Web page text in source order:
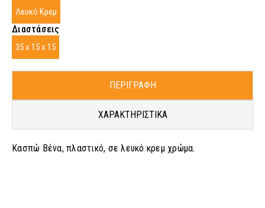
Λευκό Κρεμ
Διαστάσεις
35 x 15 x 15
ΠΕΡΙΓΡΑΦΗ
ΧΑΡΑΚΤΗΡΙΣΤΙΚΑ
Κασπώ Βένα, πλαστικό, σε λευκό κρεμ χρώμα.